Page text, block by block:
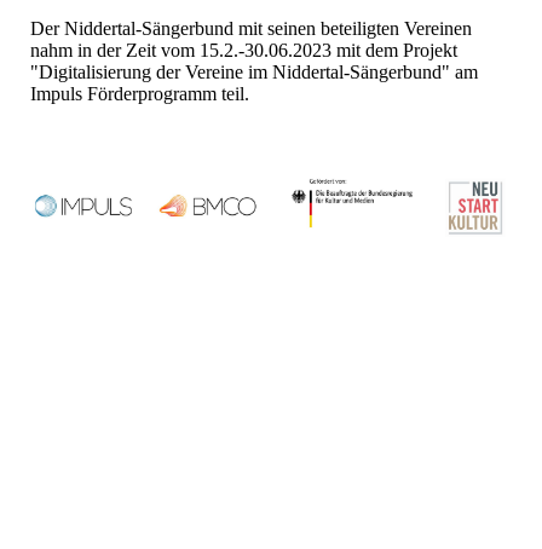
Der Niddertal-Sängerbund mit seinen beteiligten Vereinen
nahm in der Zeit vom 15.2.-30.06.2023 mit dem Projekt
"Digitalisierung der Vereine im Niddertal-Sängerbund" am
Impuls Förderprogramm teil.